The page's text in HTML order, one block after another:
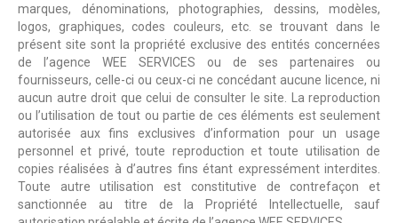
marques, dénominations, photographies, dessins, modèles,
logos, graphiques, codes couleurs, etc. se trouvant dans le
présent site sont la propriété exclusive des entités concernées
de l’agence WEE SERVICES ou de ses partenaires ou
fournisseurs, celle-ci ou ceux-ci ne concédant aucune licence, ni
aucun autre droit que celui de consulter le site. La reproduction
ou l’utilisation de tout ou partie de ces éléments est seulement
autorisée aux fins exclusives d’information pour un usage
personnel et privé, toute reproduction et toute utilisation de
copies réalisées à d’autres fins étant expressément interdites.
Toute autre utilisation est constitutive de contrefaçon et
sanctionnée au titre de la Propriété Intellectuelle, sauf